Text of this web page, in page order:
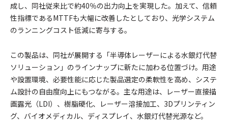
成し、同社従来比で約40％の出力向上を実現した。加えて、信頼
性指標であるMTTFも大幅に改善したとしており、光学システム
のランニングコスト低減に寄与する。
この製品は、同社が展開する「半導体レーザーによる水銀灯代替
ソリューション」のラインナップに新たに加わる位置づけ。用途
や設置環境、必要性能に応じた製品選定の柔軟性を高め、システ
ム設計の自由度向上にもつながる。主な用途は、レーザー直接描
画露光（LDI）、樹脂硬化、レーザー溶接加工、3Dプリンティン
グ、バイオメディカル、ディスプレイ、水銀灯代替光源など。